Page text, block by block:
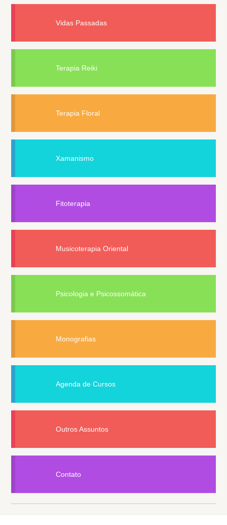
Vidas Passadas
Terapia Reiki
Terapia Floral
Xamanismo
Fitoterapia
Musicoterapia Oriental
Psicologia e Psicossomática
Monografias
Agenda de Cursos
Outros Assuntos
Contato